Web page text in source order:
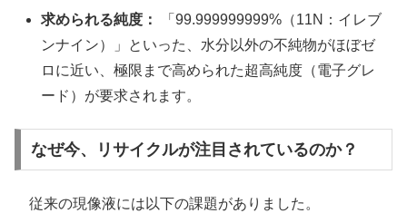
求められる純度：
「99.999999999%（11N：イレブ
ンナイン）」といった、水分以外の不純物がほぼゼ
ロに近い、極限まで高められた超高純度（電子グレ
ード）が要求されます。
なぜ今、リサイクルが注目されているのか？
従来の現像液には以下の課題がありました。